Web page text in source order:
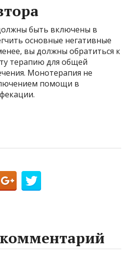
быть включены в
основные негативные
вы должны обратиться к
терапию для общей
Монотерапия не
помощи в